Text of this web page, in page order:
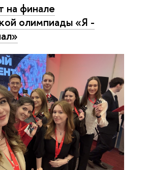
на финале
олимпиады «Я -